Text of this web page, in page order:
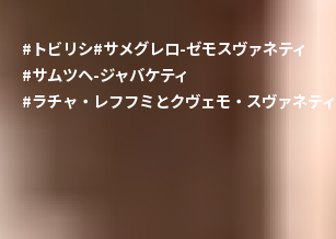
#トビリシ#サメグレロ-ゼモスヴァネティ
#サムツヘ-ジャバケティ
#ラチャ・レフフミとクヴェモ・スヴァネティ